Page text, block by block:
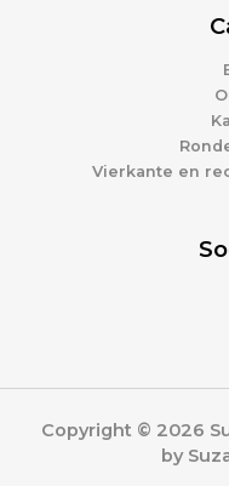
Vierkante en
Copyright © 2026
by